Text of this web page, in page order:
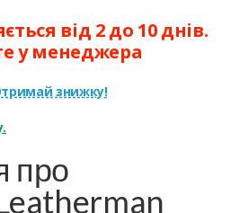
від 2 до 10 днів.
у менеджера
знижку!
про